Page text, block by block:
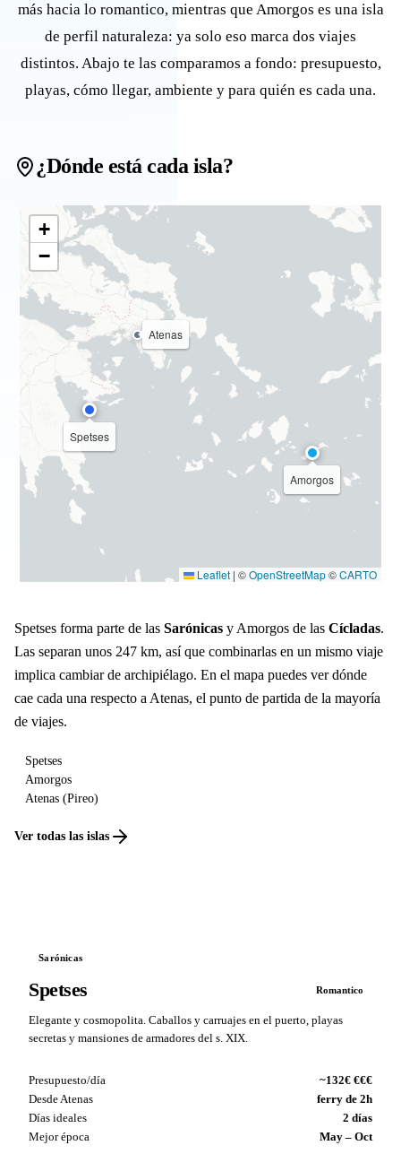
más hacia lo romantico, mientras que Amorgos es una isla
de perfil naturaleza: ya solo eso marca dos viajes
distintos. Abajo te las comparamos a fondo: presupuesto,
playas, cómo llegar, ambiente y para quién es cada una.
¿Dónde está cada isla?
Spetses
Amorgos
Atenas
+
−
Leaflet | ©OpenStreetMap©CARTO
Spetses forma parte de las Sarónicas y Amorgos de las Cícladas.
Las separan unos 247 km, así que combinarlas en un mismo viaje
implica cambiar de archipiélago. En el mapa puedes ver dónde
cae cada una respecto a Atenas, el punto de partida de la mayoría
de viajes.
Spetses
Amorgos
Atenas (Pireo)
Ver todas las islas
Sarónicas
Spetses Romantico
Elegante y cosmopolita. Caballos y carruajes en el puerto, playas
secretas y mansiones de armadores del s. XIX.
Presupuesto/día
~132€ €€€
Desde Atenas
ferry de 2h
Días ideales
2 días
Mejor época
May – Oct